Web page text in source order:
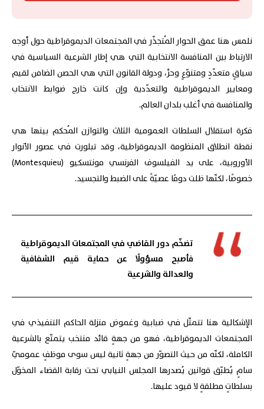
نلمس هنا عمق الحوار المُتجذّر في المجتمعات الديموقراطية حول أوجه
الارتباط بين المنافسة الانتخابية التي هي إطار الشرعية السياسية في
سياقٍ متعدّدٍ ومتنوّعٍ وحرٍّ، ودولة القانون التي هي الحصن الضامن لقيم
ومعايير الديموقراطية والتعدّدية وإن كانت خارج ضوابط الانتخاب
والمنافسة في أغلب بلدان العالم.
فكرة استقلال السلطات العمومية الثلاث والتوازن المُحكم بينها هي
نقطة انطلاق المنظومة الديموقراطية، وقد تبلورت في عصور الأنوار
الأوروبية، على يد الفيلسوف الفرنسي مونتسكيو (Montesquieu)
خصوصًا، لكنّها ظلت دومًا عصيّةً على الضبط والتجسيد.
تضخّم دور القاضي في المجتمعات الديموقراطية
فأصبح مسؤولًا عن حماية قيم الشفافية
والعدالة والشرعية
الإشكالية هنا تتمثّل في ضبابية وغموض منزلة الحاكم التنفيذي في
المجتمعات الديموقراطية، فهو من جهةٍ قائد منتخب يتمتّع بالشرعية
الكاملة، لكنّه من حيث التصوّر من جهةٍ ثانية ليس سوى موظفٍ عموميّ
سامٍ يُطبّق قوانين يُصدرها المجلس النيابي تحت رقابة القضاء المخوّل
بسلطاتٍ مطلقةٍ لا قيود عليها.